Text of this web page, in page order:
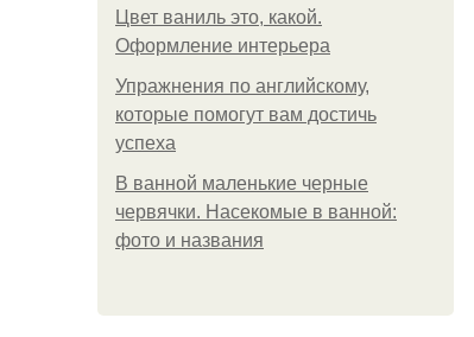
Цвет ваниль это, какой.
Оформление интерьера
Упражнения по английскому,
которые помогут вам достичь
успеха
В ванной маленькие черные
червячки. Насекомые в ванной:
фото и названия